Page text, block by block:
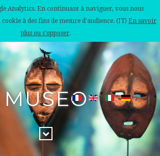
Analytics. En continuant à naviguer, vous nous
à des fins de mesure d'audience. (IT) En savoir
plus ou s'opposer.
MUSEO